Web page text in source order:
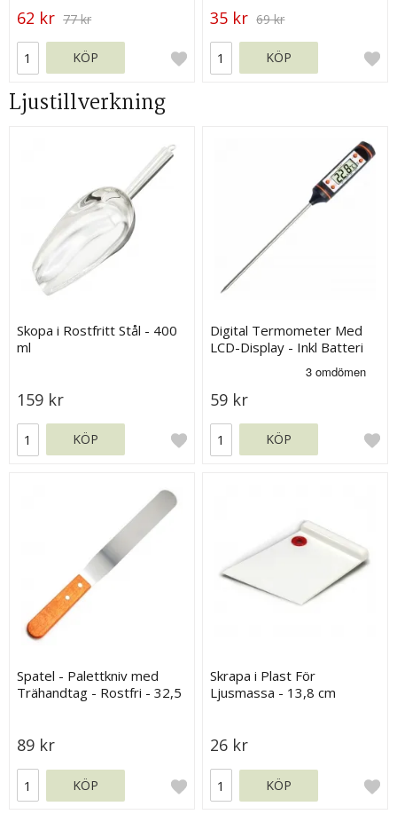
62 kr 77 kr
KÖP
35 kr 69 kr
KÖP
Ljustillverkning
Skopa i Rostfritt Stål - 400
ml
159 kr
KÖP
Digital Termometer Med
LCD-Display - Inkl Batteri
59 kr
KÖP
Spatel - Palettkniv med
Trähandtag - Rostfri - 32,5
89 kr
KÖP
Skrapa i Plast För
Ljusmassa - 13,8 cm
26 kr
KÖP